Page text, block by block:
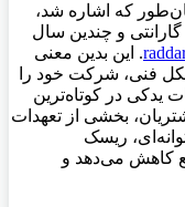
که اشاره شد،
و چندین سال
. این بدین معنی
فنی، شرکت خود را
یدکی در کوتاه‌ترین
بخشی از تعهدات
ریسک
کاهش می‌دهد و